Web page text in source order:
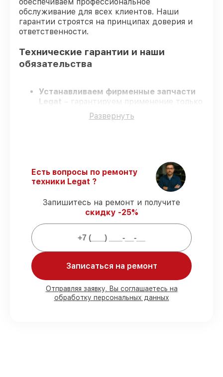
обслуживание для всех клиентов. Наши
гарантии строятся на принципах доверия и
ответственности.
Технические гарантии и наши
обязательства
Устанавливаем фирменные запчасти
Legat – гарантируем применение только
качественных комплектующих.
Квалифицированные специалисты
оговоренные сроки– ремонт
тепловизора Legat 3F54 LRF Gen.2 строго
Официальная гарантия– все
ремонтные услуги и комплектующие
Мы гарантируем:
80%заказов выполняем в вашем
присутствии
Развернуть
Есть вопросы по ремонту
техники Legat ?
Запишитесь на ремонт и получите
скидку -25%
Записаться на ремонт
Отправляя заявку, Вы соглашаетесь на
обработку персональных данных